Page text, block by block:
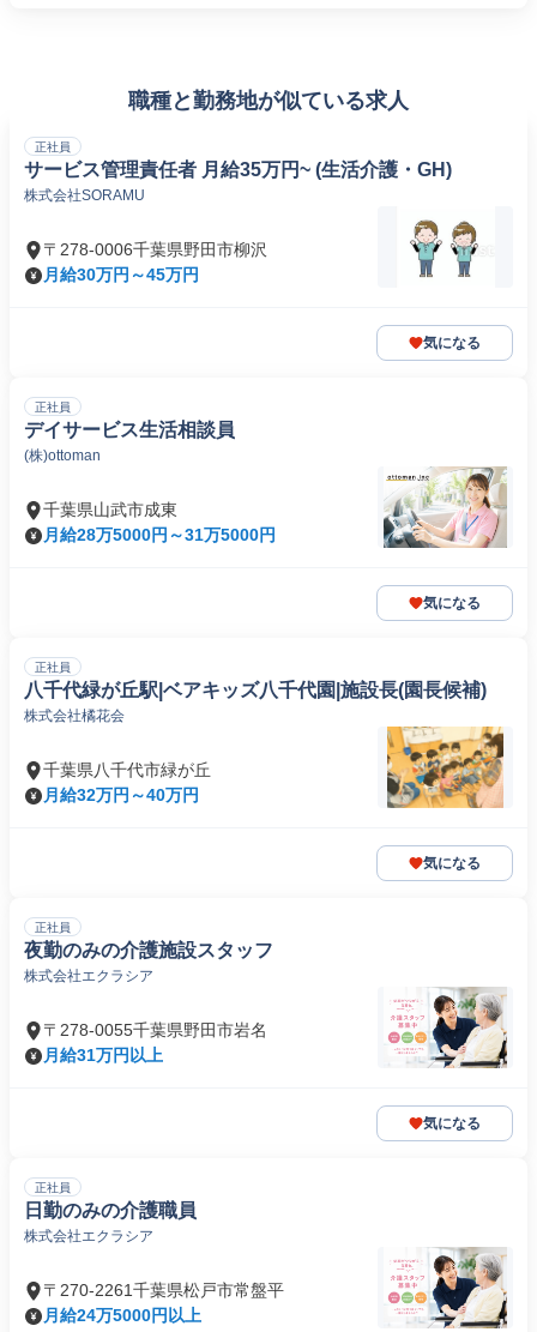
職種と勤務地が似ている求人
正社員
サービス管理責任者 月給35万円~ (生活介護・GH)
株式会社SORAMU
〒278-0006千葉県野田市柳沢
月給30万円～45万円
気になる
正社員
デイサービス生活相談員
(株)ottoman
千葉県山武市成東
月給28万5000円～31万5000円
気になる
正社員
八千代緑が丘駅|ベアキッズ八千代園|施設長(園長候補)
株式会社橘花会
千葉県八千代市緑が丘
月給32万円～40万円
気になる
正社員
夜勤のみの介護施設スタッフ
株式会社エクラシア
〒278-0055千葉県野田市岩名
月給31万円以上
気になる
正社員
日勤のみの介護職員
株式会社エクラシア
〒270-2261千葉県松戸市常盤平
月給24万5000円以上